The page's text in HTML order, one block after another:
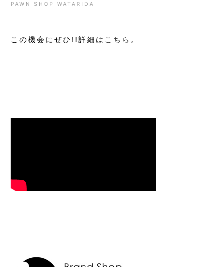
PAWN SHOP WATARIDA
この機会にぜひ!!詳細は こちら 。